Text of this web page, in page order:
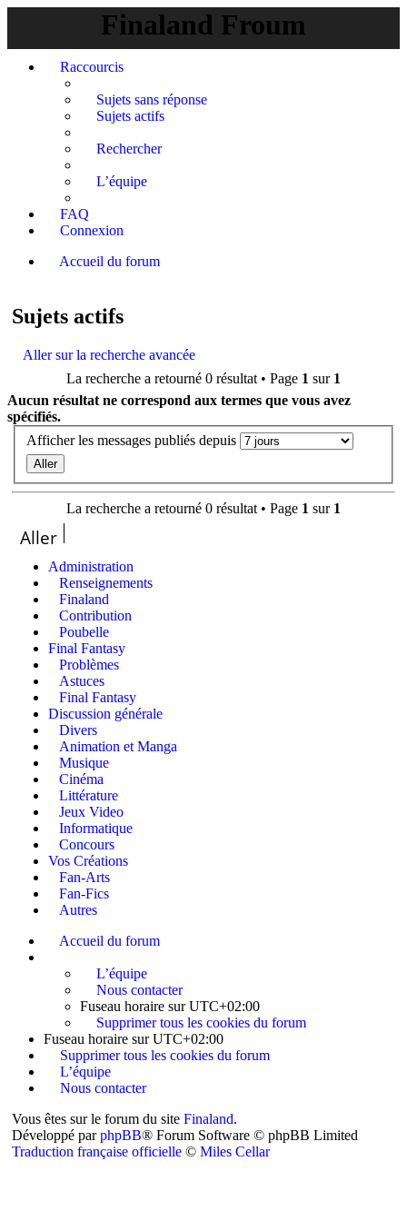
Finaland Froum
Raccourcis
Sujets sans réponse
Sujets actifs
Rechercher
L’équipe
FAQ
Connexion
Accueil du forum
Sujets actifs
Aller sur la recherche avancée
La recherche a retourné 0 résultat • Page 1 sur 1
Aucun résultat ne correspond aux termes que vous avez
spécifiés.
Afficher les messages publiés depuis
La recherche a retourné 0 résultat • Page 1 sur 1
Aller
Administration
Renseignements
Finaland
Contribution
Poubelle
Final Fantasy
Problèmes
Astuces
Final Fantasy
Discussion générale
Divers
Animation et Manga
Musique
Cinéma
Littérature
Jeux Video
Informatique
Concours
Vos Créations
Fan-Arts
Fan-Fics
Autres
Accueil du forum
L’équipe
Nous contacter
Fuseau horaire surUTC+02:00
Supprimer tous les cookies du forum
Fuseau horaire surUTC+02:00
Supprimer tous les cookies du forum
L’équipe
Nous contacter
Vous êtes sur le forum du site Finaland.
Développé parphpBB® Forum Software © phpBB Limited
Traduction française officielle © Miles Cellar